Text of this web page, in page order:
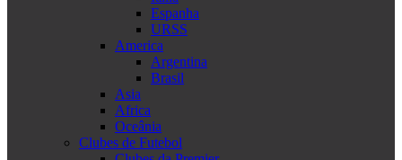
Espanha
URSS
America
Argentina
Brasil
Asia
Africa
Oceânia
Clubes de Futebol